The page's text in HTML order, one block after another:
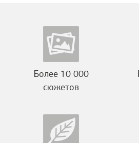
Более 10 000
сюжетов